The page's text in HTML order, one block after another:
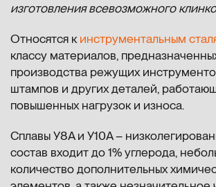
изготовления всевозможного
Относятся к инструментальным
классу материалов,
производства режущих
штампов и других деталей,
повышенных нагрузок и износа.
Сплавы У8А и У10А –
состав входит до 1% углерода,
количество дополнительных